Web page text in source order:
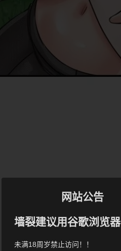
网站公告
墙裂建议用谷歌浏览器
未满18周岁禁止访问！！